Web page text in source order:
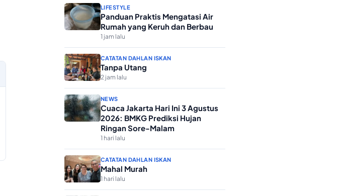
LIFESTYLE
Panduan Praktis Mengatasi Air
Rumah yang Keruh dan Berbau
1 jam lalu
CATATAN DAHLAN ISKAN
Tanpa Utang
2 jam lalu
NEWS
Cuaca Jakarta Hari Ini 3 Agustus
2026: BMKG Prediksi Hujan
Ringan Sore-Malam
1 hari lalu
CATATAN DAHLAN ISKAN
Mahal Murah
1 hari lalu